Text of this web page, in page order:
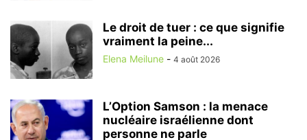
Le droit de tuer : ce que signifie
vraiment la peine...
Elena Meilune - 4 août 2026
L’Option Samson : la menace
nucléaire israélienne dont
personne ne parle